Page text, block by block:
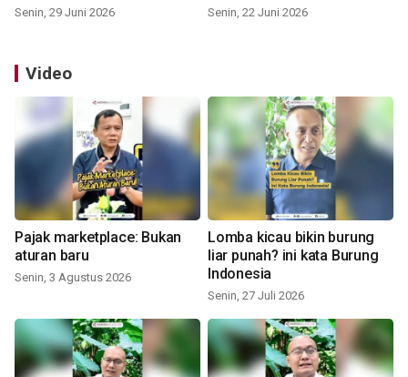
Senin, 29 Juni 2026 Senin, 22 Juni 2026
Video
Pajak marketplace: Bukan
aturan baru
Senin, 3 Agustus 2026
Lomba kicau bikin burung
liar punah? ini kata Burung
Indonesia
Senin, 27 Juli 2026